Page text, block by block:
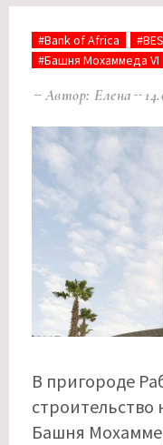
#Bank of Africa
#Башня Мохаммеда VI
Автор: Елена
В пригороде
строительство
Башня